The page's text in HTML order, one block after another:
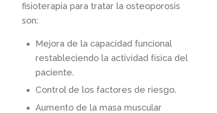
fisioterapia para tratar la osteoporosis
son:
Mejora de la capacidad funcional
restableciendo la actividad física del
paciente.
Control de los factores de riesgo.
Aumento de la masa muscular